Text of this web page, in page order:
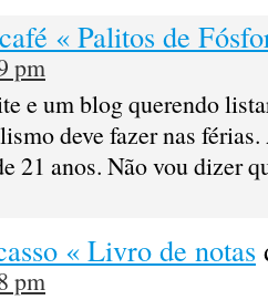
« Palitos de
pm
e um blog querendo
deve fazer nas
21 anos. Não vou dizer
« Livro de notas
pm